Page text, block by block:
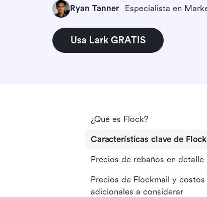
Ryan Tanner
Usa Lark GRATIS
¿Qué es Flock?
Características clave de Flock
Precios de rebaños en detalle
Precios de Flockmail y costos
adicionales a considerar